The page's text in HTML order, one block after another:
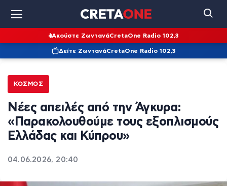
Ακούστε ΖωντανάCretaOne Radio 102,3
Δείτε ΖωντανάCretaOne Radio 102,3
ΚΌΣΜΟΣ
Νέες απειλές από την Άγκυρα:
«Παρακολουθούμε τους εξοπλισμούς
Ελλάδας και Κύπρου»
04.06.2026, 20:40